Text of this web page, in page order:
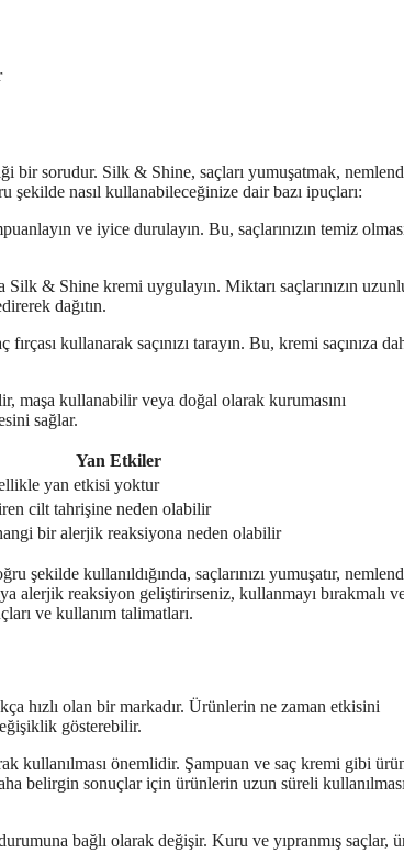
bir sorudur. Silk & Shine, saçları yumuşatmak,
şekilde nasıl kullanabileceğinize dair bazı ipuçları:
ve iyice durulayın. Bu, saçlarınızın temiz
Silk & Shine kremi uygulayın. Miktarı saçlarınızın
dağıtın.
kullanarak saçınızı tarayın. Bu, kremi saçınıza
maşa kullanabilir veya doğal olarak kurumasını
sağlar.
Yan Etkiler
yan etkisi yoktur
cilt tahrişine neden olabilir
bir alerjik reaksiyona neden olabilir
şekilde kullanıldığında, saçlarınızı yumuşatır,
alerjik reaksiyon geliştirirseniz, kullanmayı bırakmalı
ve kullanım talimatları.
hızlı olan bir markadır. Ürünlerin ne zaman etkisini
gösterebilir.
kullanılması önemlidir. Şampuan ve saç kremi gibi
belirgin sonuçlar için ürünlerin uzun süreli kullanılması
bağlı olarak değişir. Kuru ve yıpranmış saçlar,